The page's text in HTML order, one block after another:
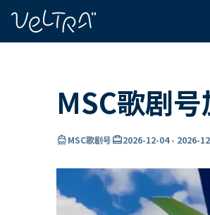
MSC歌剧
directions_boatMSC歌剧号card_travel2026-12-04- 2026-